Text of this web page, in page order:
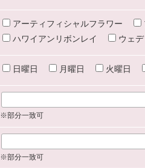
アーティフィシャルフラワー
ハワイアンリボンレイ
ウェ
日曜日 月曜日 火曜日
※部分一致可
※部分一致可